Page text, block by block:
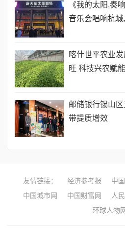
《我的太阳,奏
音乐会唱响杭
喀什世平农业
旺 科技兴农赋
邮储银行锡山
带提质增效
友情链接： 经济参考报 中
中国城市网
中国财富网 人
环球人物